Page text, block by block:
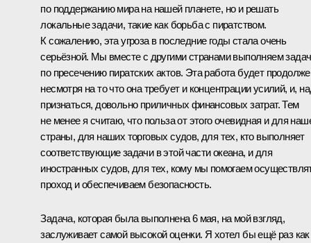
по поддержанию мира на нашей планете, но и решать
локальные задачи, такие как борьба с пиратством.
К сожалению, эта угроза в последние годы стала очень
серьёзной. Мы вместе с другими странами выполняем
по пресечению пиратских актов. Эта работа будет
несмотря на то что она требует и концентрации усилий, и,
признаться, довольно приличных финансовых затрат. Тем
не менее я считаю, что польза от этого очевидная и для
страны, для наших торговых судов, для тех, кто выполняет
соответствующие задачи в этой части океана, и для
иностранных судов, для тех, кому мы помогаем
проход и обеспечиваем безопасность.
Задача, которая была выполнена 6 мая, на мой взгляд,
заслуживает самой высокой оценки. Я хотел бы ещё раз как